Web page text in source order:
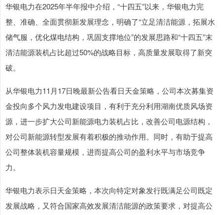
华银电力在2025年半年报中介绍，“十四五”以来，华银电力完
整、准确、全面贯彻新发展理念，明确了“立足清洁能源，拓展水
储气服，优化煤电结构，巩固支撑地位”的发展思路和“十四五”末
清洁能源装机占比超过50%的战略目标，高质量发展取得了新突
破。
从华银电力11月17日晚最新公告看日天金策略，公司本次募集资
金投向多个风力发电建设项目，有利于充分利用湖南优质风场资
源，进一步扩大公司新能源电力装机占比，改善公司电源结构，
对公司新能源转型发展有着积极的推动作用。同时，有助于提高
公司整体装机容量规模，进而提高公司的盈利水平与市场竞争
力。
华银电力表示日天金策略，本次向特定对象发行既满足公司既定
发展战略，又符合国家高效发展清洁能源的政策要求，对提高公